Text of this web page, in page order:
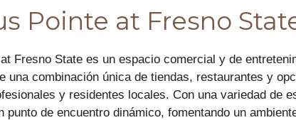
Pointe at Fresno
Fresno State es un espacio comercial y de
una combinación única de tiendas, restaurantes y
y residentes locales. Con una variedad de
punto de encuentro dinámico, fomentando un